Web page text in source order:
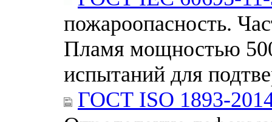
пожароопасность.
Пламя мощностью
испытаний для
ГОСТ ISO 1893-